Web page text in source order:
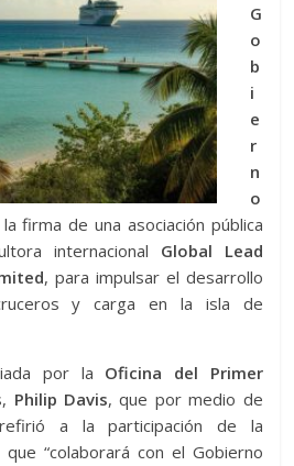
G
o
b
i
e
r
n
o
firma de una asociación pública
internacional Global Lead
, para impulsar el desarrollo
y carga en la isla de
por la Oficina del Primer
Philip Davis, que por medio de
a la participación de la
que “colaborará con el Gobierno